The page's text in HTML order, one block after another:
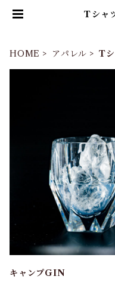
Tシャ
HOME アパレル Tシ
キャンプGIN